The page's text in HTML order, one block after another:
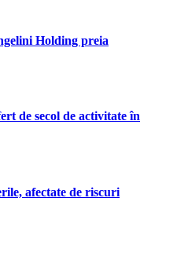
Holding preia
de secol de activitate în
afectate de riscuri